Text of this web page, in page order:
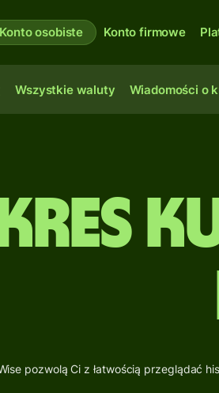
Konto osobiste Konto firmowe
Wszystkie waluty Wiadomości o
pozwolą Ci z łatwością przeglądać